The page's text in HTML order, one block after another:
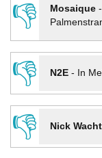
👎
Mosaique-
👎
N2E- In
👎
Nick